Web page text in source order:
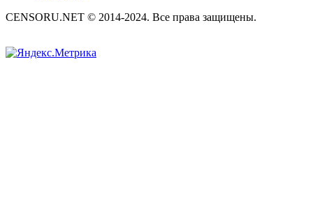
CENSORU.NET © 2014-2024. Все права защищены.